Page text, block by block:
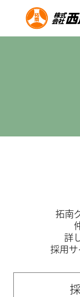
拓南
詳
採用サ